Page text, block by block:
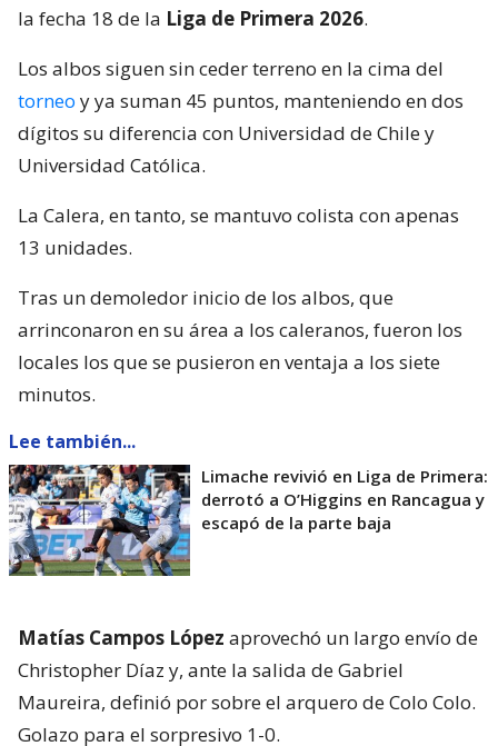
la fecha 18 de la Liga de Primera 2026.
Los albos siguen sin ceder terreno en la cima del
torneo y ya suman 45 puntos, manteniendo en dos
dígitos su diferencia con Universidad de Chile y
Universidad Católica.
La Calera, en tanto, se mantuvo colista con apenas
13 unidades.
Tras un demoledor inicio de los albos, que
arrinconaron en su área a los caleranos, fueron los
locales los que se pusieron en ventaja a los siete
minutos.
Lee también...
Limache revivió en Liga de Primera:
derrotó a O’Higgins en Rancagua y
escapó de la parte baja
Matías Campos López aprovechó un largo envío de
Christopher Díaz y, ante la salida de Gabriel
Maureira, definió por sobre el arquero de Colo Colo.
Golazo para el sorpresivo 1-0.